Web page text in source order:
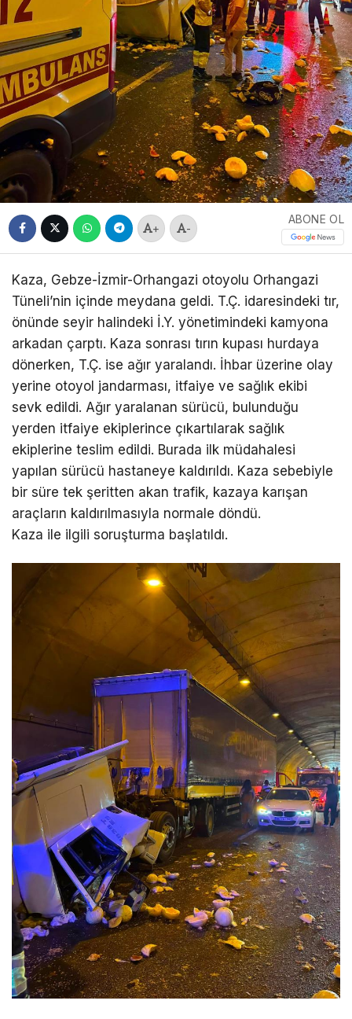
+ -
ABONE OL
Kaza, Gebze-İzmir-Orhangazi otoyolu Orhangazi
Tüneli’nin içinde meydana geldi. T.Ç. idaresindeki tır,
önünde seyir halindeki İ.Y. yönetimindeki kamyona
arkadan çarptı. Kaza sonrası tırın kupası hurdaya
dönerken, T.Ç. ise ağır yaralandı. İhbar üzerine olay
yerine otoyol jandarması, itfaiye ve sağlık ekibi
sevk edildi. Ağır yaralanan sürücü, bulunduğu
yerden itfaiye ekiplerince çıkartılarak sağlık
ekiplerine teslim edildi. Burada ilk müdahalesi
yapılan sürücü hastaneye kaldırıldı. Kaza sebebiyle
bir süre tek şeritten akan trafik, kazaya karışan
araçların kaldırılmasıyla normale döndü.
Kaza ile ilgili soruşturma başlatıldı.